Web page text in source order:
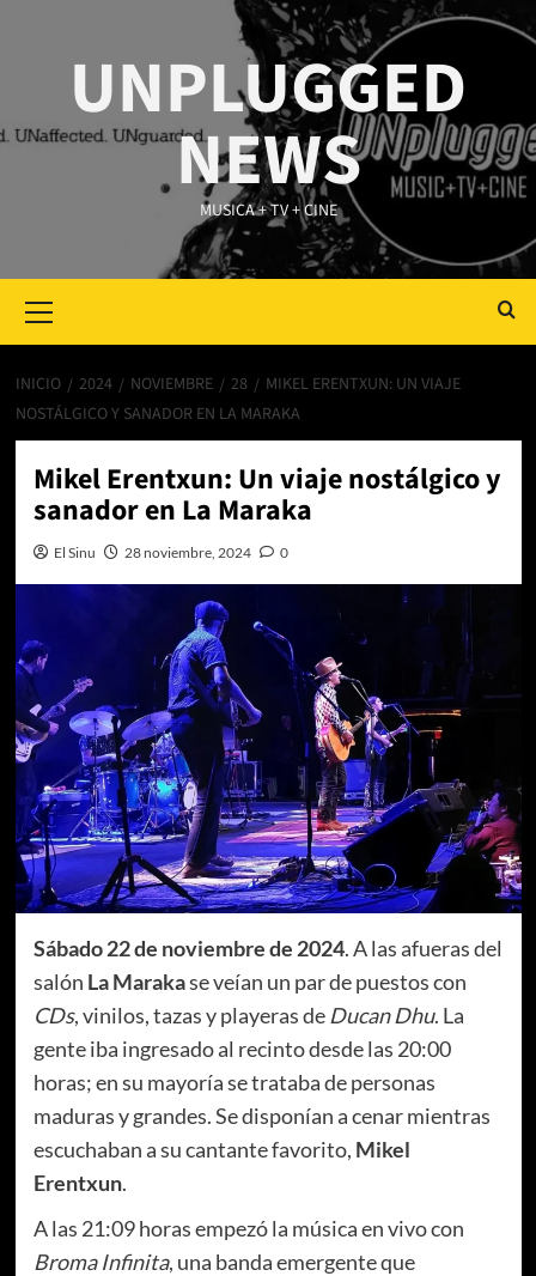
UNPLUGGED
NEWS
MUSICA + TV + CINE
Menu
INICIO 2024 NOVIEMBRE 28
MIKEL ERENTXUN: UN VIAJE
NOSTÁLGICO Y SANADOR EN LA MARAKA
Mikel Erentxun: Un viaje nostálgico y
sanador en La Maraka
El Sinu 28 noviembre, 2024 0
Sábado 22 de noviembre de 2024. A las afueras del
salón La Marakase veían un par de puestos con
CDs, vinilos, tazas y playeras de Ducan Dhu. La
gente iba ingresado al recinto desde las 20:00
horas; en su mayoría se trataba de personas
maduras y grandes. Se disponían a cenar mientras
escuchaban a su cantante favorito, Mikel
Erentxun.
A las 21:09 horas empezó la música en vivo con
Broma Infinita, una banda emergente que